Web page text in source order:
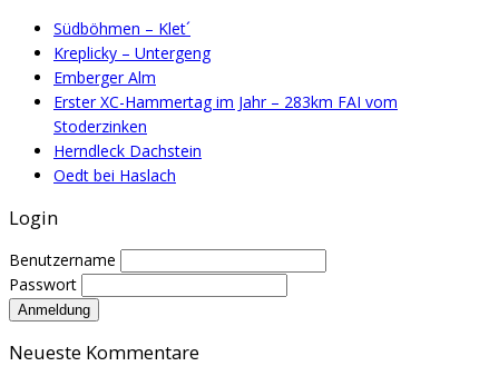
Südböhmen – Klet´
Kreplicky – Untergeng
Emberger Alm
Erster XC-Hammertag im Jahr – 283km FAI vom
Stoderzinken
Herndleck Dachstein
Oedt bei Haslach
Login
Benutzername
Passwort
Neueste Kommentare